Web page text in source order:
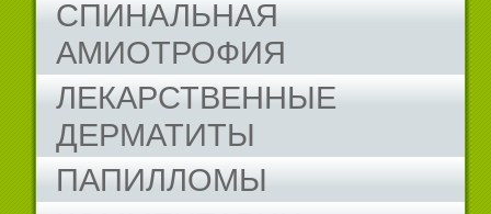
СПИНАЛЬНАЯ
АМИОТРОФИЯ
ЛЕКАРСТВЕННЫЕ
ДЕРМАТИТЫ
ПАПИЛЛОМЫ